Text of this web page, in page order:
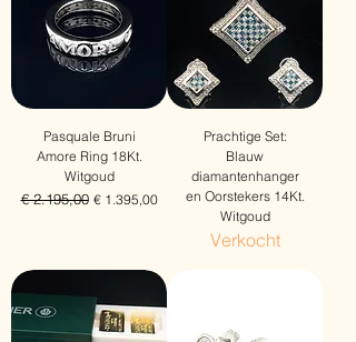
Pasquale Bruni
Amore Ring 18Kt.
Witgoud
Normale prijs
€ 2.195,00 Verkoopprijs
€ 1.395,00
Prachtige Set:
Blauw
diamantenhanger
en Oorstekers 14Kt.
Witgoud
Verkocht